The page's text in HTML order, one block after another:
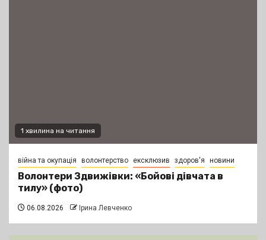
1 хвилина на читання
війна та окупація волонтерство ексклюзив здоров'я новини
Волонтери Здвижівки: «Бойові дівчата в
тилу» (фото)
06.08.2026 Ірина Левченко